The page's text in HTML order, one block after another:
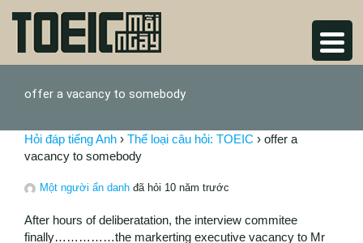
offer a vacancy to somebody
Hỏi đáp tiếng Anh › Thể loại câu hỏi: TOEIC › offer a
vacancy to somebody
Một người ẩn danh đã hỏi 10 năm trước
After hours of deliberatation, the interview commitee
finally……………the markerting executive vacancy to Mr